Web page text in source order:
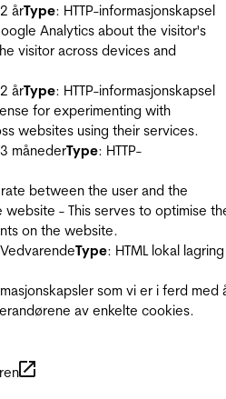
årType: HTTP-informasjonskapsel
Analytics about the visitor's
visitor across devices and
årType: HTTP-informasjonskapsel
for experimenting with
websites using their services.
månederType: HTTP-
between the user and the
- This serves to optimise
on the website.
Type: HTML lokal lagring
som vi er i ferd med
av enkelte cookies.